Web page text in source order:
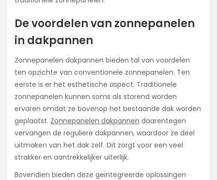
De voordelen van zonnepanelen
in dakpannen
Zonnepanelen dakpannen bieden tal van voordelen
ten opzichte van conventionele zonnepanelen. Ten
eerste is er het esthetische aspect. Traditionele
zonnepanelen kunnen soms als storend worden
ervaren omdat ze bovenop het bestaande dak worden
geplaatst. Zonnepanelen dakpannen daarentegen
vervangen de reguliere dakpannen, waardoor ze deel
uitmaken van het dak zelf. Dit zorgt voor een veel
strakker en aantrekkelijker uiterlijk.
Bovendien bieden deze geïntegreerde oplossingen